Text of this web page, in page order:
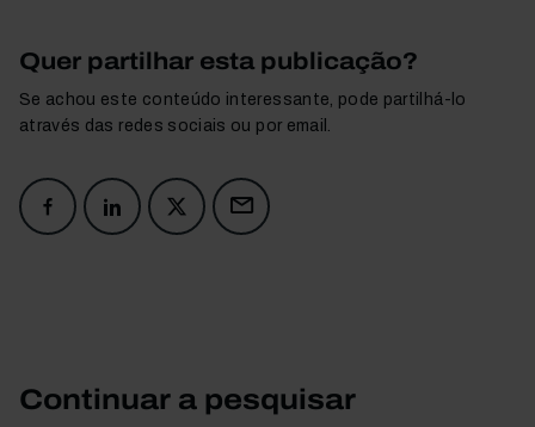
Quer partilhar esta publicação?
Se achou este conteúdo interessante, pode partilhá-lo
através das redes sociais ou por email.
Continuar a pesquisar